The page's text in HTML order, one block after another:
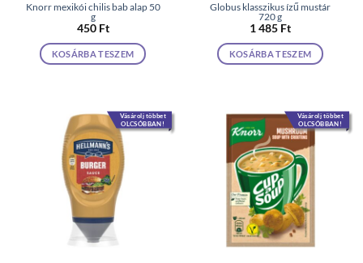
Knorr mexikói chilis bab alap 50
g
450 Ft
KOSÁRBA TESZEM
Globus klasszikus ízű mustár
720 g
1 485 Ft
KOSÁRBA TESZEM
Vásárolj többet
OLCSÓBBAN!
Vásárolj többet
OLCSÓBBAN!